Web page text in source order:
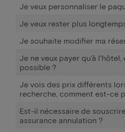
Je veux personnaliser le
Je veux rester plus
Je souhaite modifier ma
Je ne veux payer qu'à l'hôtel,
possible ?
Je vois des prix différents
recherche, comment est-ce
Est-il nécessaire de
assurance annulation ?